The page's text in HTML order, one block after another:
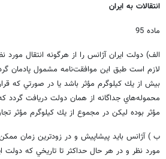
انتقالات به ايران
ماده 95
الف) دولت ايران آژانس را از هرگونه انتقال مورد
لازم است طبق اين موافقت‌نامه مشمول پادمان
بيش از يك كيلوگرم مؤثر باشد يا در صورتي كه
محموله‌هاي جداگانه از همان دولت دريافت گردد
مؤثر بوده ليكن در مجموع از يك كيلوگرم مؤثر
ب ) آژانس بايد پيشاپيش و در زودترين زمان
مورد نظر و در هر حال حداكثر تا تاريخي كه